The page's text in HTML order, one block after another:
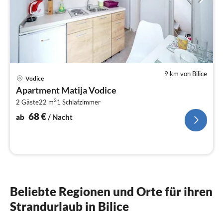
9 km von Bilice
Vodice
Apartment Matija Vodice
2 Gäste22 m21 Schlafzimmer
ab 68€ / Nacht
Beliebte Regionen und Orte für ihren
Strandurlaub in Bilice